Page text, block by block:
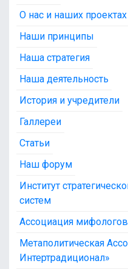
О нас и наших проектах
Наши принципы
Наша стратегия
Наша деятельность
История и учредители
Галлереи
Статьи
Наш форум
Институт
систем
Ассоциация
Метаполитическая
Интертрадиционал»